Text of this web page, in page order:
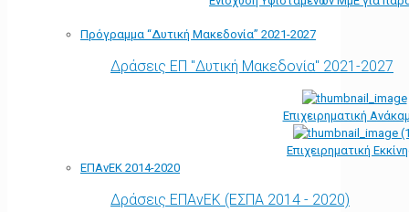
Πρόγραμμα “Δυτική Μακεδονία” 2021-2027
Δράσεις ΕΠ "Δυτική Μακεδονία" 2021-2027
Επιχειρηματική
Επιχειρηματική
ΕΠΑνΕΚ 2014-2020
Δράσεις ΕΠΑνΕΚ (ΕΣΠΑ 2014 - 2020)